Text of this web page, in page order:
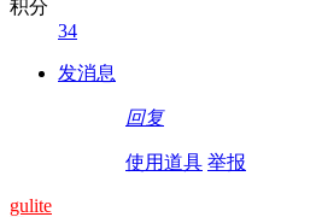
积分
34
发消息
回复
使用道具 举报
gulite